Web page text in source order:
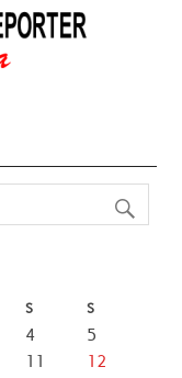
S S
4
5
11
12